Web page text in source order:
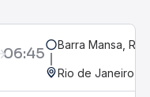
06:45 Barra Mansa, RJ
Rio de Janeiro,